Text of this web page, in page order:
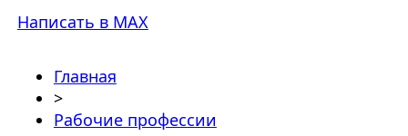
Написать в MAX
Главная
>
Рабочие профессии